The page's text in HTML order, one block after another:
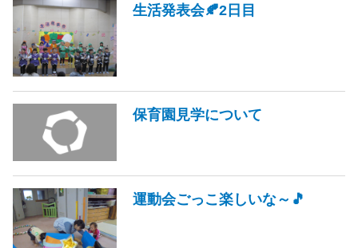
生活発表会🍂2日目
保育園見学について
運動会ごっこ楽しいな～🎵